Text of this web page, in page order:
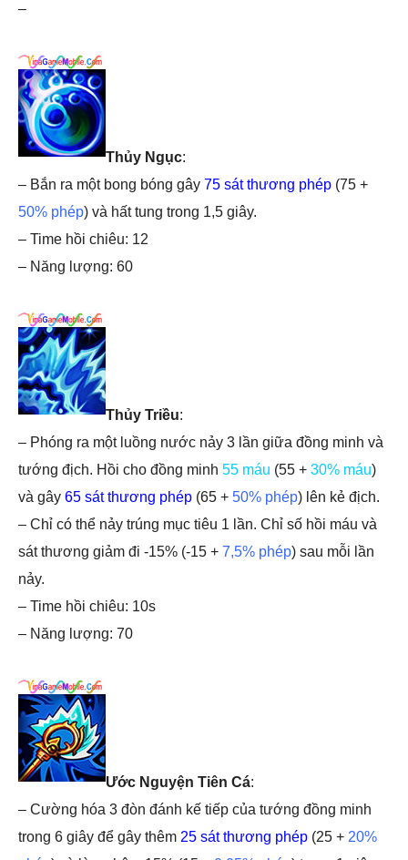
–
Thủy Ngục:
– Bắn ra một bong bóng gây 75 sát thương phép (75 +
50% phép) và hất tung trong 1,5 giây.
– Time hồi chiêu: 12
– Năng lượng: 60
Thủy Triều:
– Phóng ra một luồng nước nảy 3 lần giữa đồng minh và
tướng địch. Hồi cho đồng minh 55 máu (55 + 30% máu)
và gây 65 sát thương phép (65 + 50% phép) lên kẻ địch.
– Chỉ có thể nảy trúng mục tiêu 1 lần. Chỉ số hồi máu và
sát thương giảm đi -15% (-15 + 7,5% phép) sau mỗi lần
nảy.
– Time hồi chiêu: 10s
– Năng lượng: 70
Ước Nguyện Tiên Cá:
– Cường hóa 3 đòn đánh kế tiếp của tướng đồng minh
trong 6 giây để gây thêm 25 sát thương phép (25 + 20%